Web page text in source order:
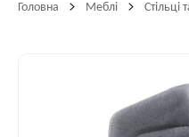
Головна Меблі Стільці